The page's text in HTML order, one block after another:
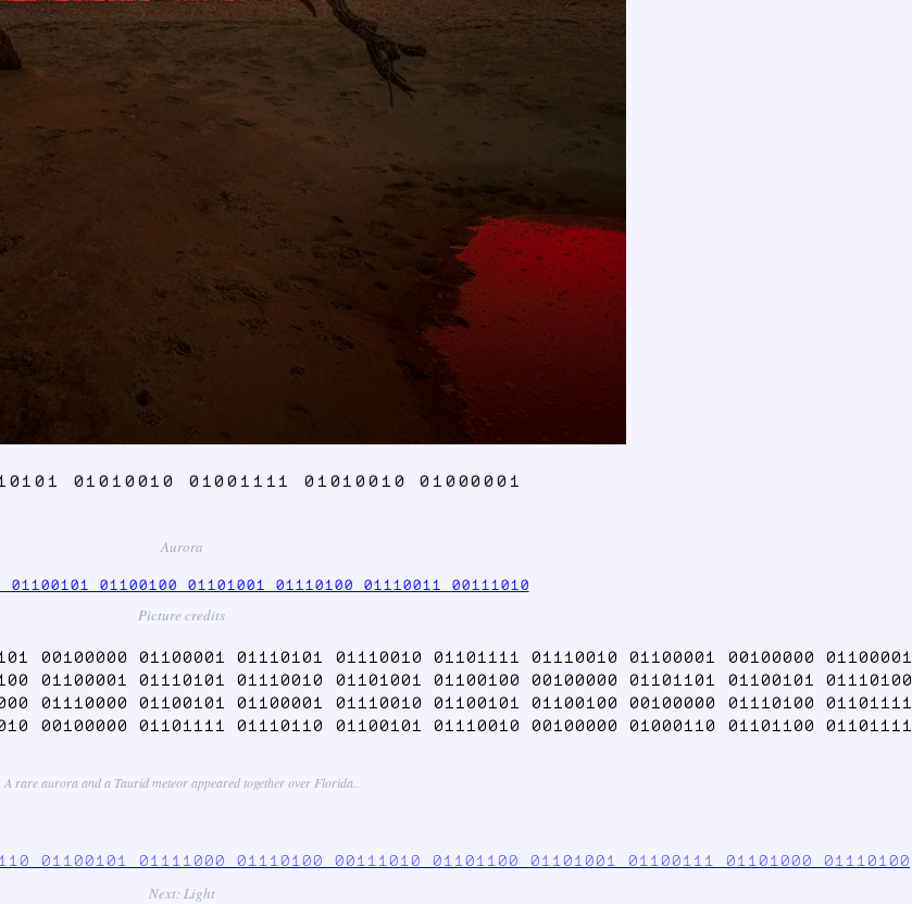
01010010 01001111 01010010 01000001
Aurora
01100101 01100100 01101001 01110100 01110011 00111010
Picture credits
00100000 01100001 01110101 01110010 01101111 01110010 01100001 00100000 01100001
01100001 01110101 01110010 01101001 01100100 00100000 01101101 01100101 01110100
01110000 01100101 01100001 01110010 01100101 01100100 00100000 01110100 01101111
00100000 01101111 01110110 01100101 01110010 00100000 01000110 01101100 01101111
A rare aurora and a Taurid meteor appeared together over Florida..
01100101 01111000 01110100 00111010 01101100 01101001 01100111 01101000 01110100
Next: Light